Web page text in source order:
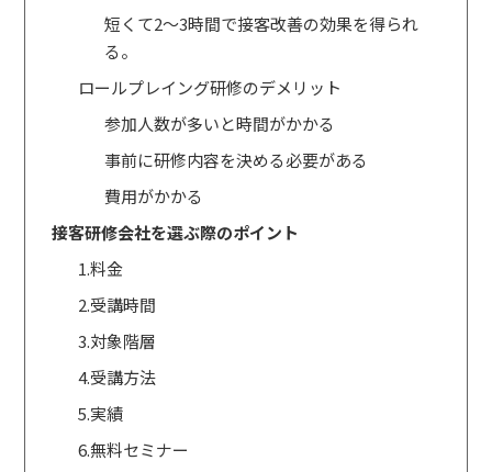
短くて2～3時間で接客改善の効果を得られ
る。
ロールプレイング研修のデメリット
参加人数が多いと時間がかかる
事前に研修内容を決める必要がある
費用がかかる
接客研修会社を選ぶ際のポイント
1.料金
2.受講時間
3.対象階層
4.受講方法
5.実績
6.無料セミナー